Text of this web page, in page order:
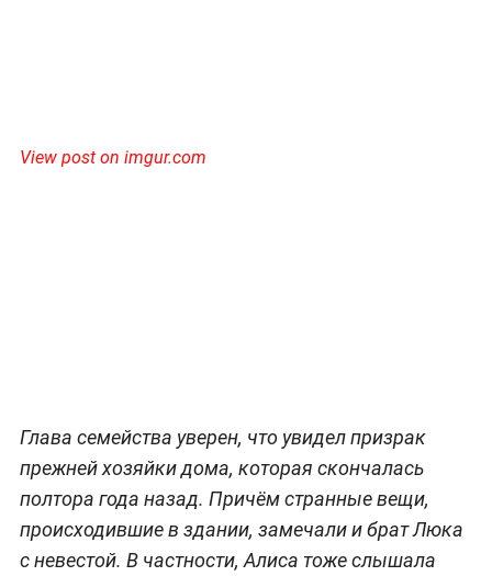
View post on imgur.com
Глава семейства уверен, что увидел призрак
прежней хозяйки дома, которая скончалась
полтора года назад. Причём странные вещи,
происходившие в здании, замечали и брат Люка
с невестой. В частности, Алиса тоже слышала